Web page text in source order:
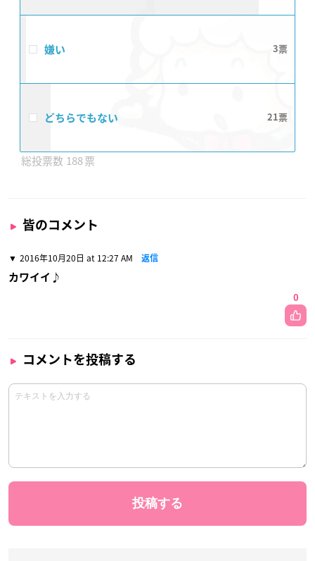
嫌い 3
どちらでもない 21
188
皆のコメント
2016年10月20日 at 12:27 AM 返信
カワイイ♪
0
コメントを投稿する